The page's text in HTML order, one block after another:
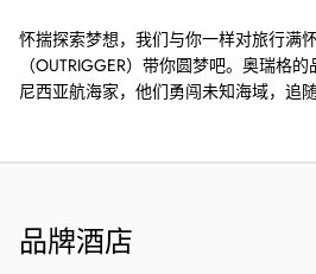
怀揣探索梦想，我们与你一样对旅行满
（OUTRIGGER）带你圆梦吧。奥瑞格
尼西亚航海家，他们勇闯未知海域，追
品牌酒店